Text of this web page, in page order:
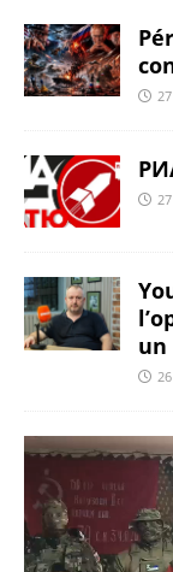
un
Lecteur
vidéo